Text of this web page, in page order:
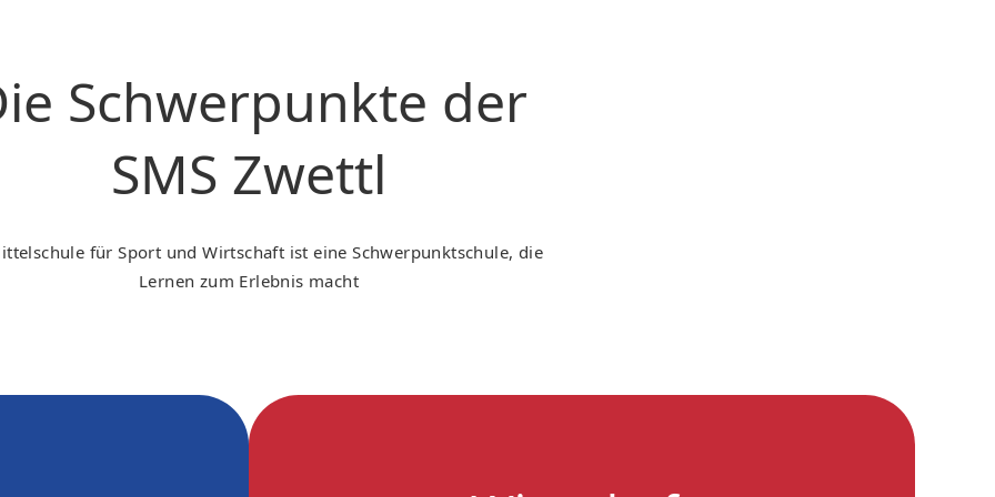
Schwerpunkte der
SMS Zwettl
für Sport und Wirtschaft ist eine Schwerpunktschule, die
Lernen zum Erlebnis macht